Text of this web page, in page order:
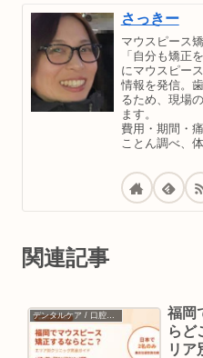
さっきー
マウスピース
「自分も矯正
にマウスピー
情報を発信。
るため、現場
ます。
費用・期間・
ことん調べ、
関連記事
デンタルケア / 口腔ケア
福岡
らど
リア